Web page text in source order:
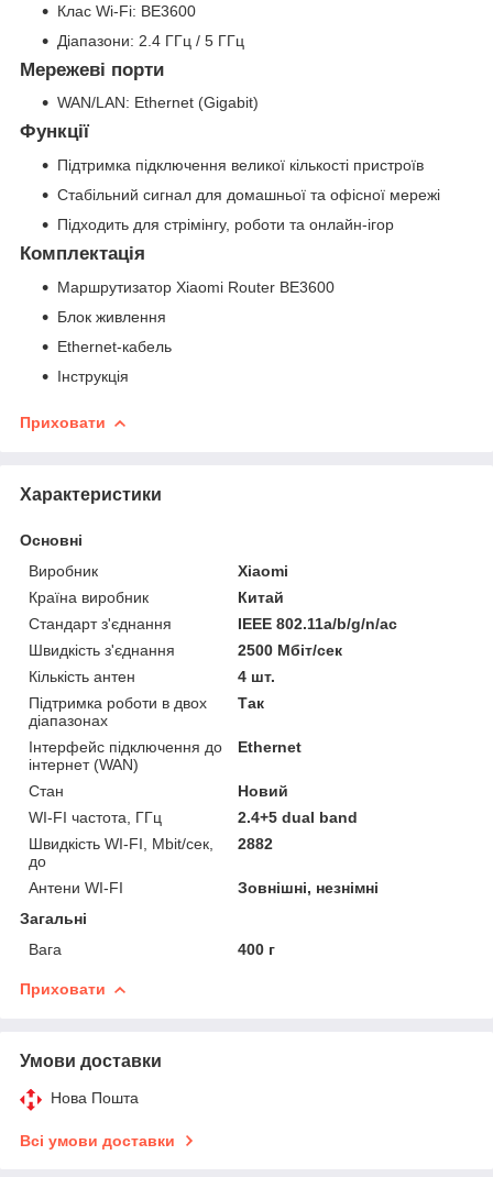
Клас Wi-Fi: BE3600
Діапазони: 2.4 ГГц / 5 ГГц
Мережеві порти
WAN/LAN: Ethernet (Gigabit)
Функції
Підтримка підключення великої кількості пристроїв
Стабільний сигнал для домашньої та офісної мережі
Підходить для стрімінгу, роботи та онлайн-ігор
Комплектація
Маршрутизатор Xiaomi Router BE3600
Блок живлення
Ethernet-кабель
Інструкція
Приховати
Характеристики
Основні
Виробник
Xiaomi
Країна виробник
Китай
Стандарт з'єднання
IEEE 802.11а/b/g/n/ас
Швидкість з'єднання
2500 Мбіт/сек
Кількість антен
4 шт.
Підтримка роботи в двох
діапазонах
Так
Інтерфейс підключення до
інтернет (WAN)
Ethernet
Стан
Новий
WI-FI частота, ГГц
2.4+5 dual band
Швидкість WI-FI, Mbit/сек,
до
2882
Антени WI-FI
Зовнішні, незнімні
Загальні
Вага
400 г
Приховати
Умови доставки
Нова Пошта
Всі умови доставки